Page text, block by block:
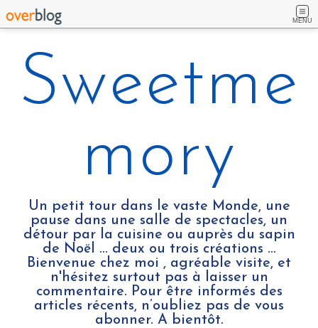
MENU
Sweetme
mory
Un petit tour dans le vaste Monde, une
pause dans une salle de spectacles, un
détour par la cuisine ou auprès du sapin
de Noël ... deux ou trois créations …
Bienvenue chez moi , agréable visite, et
n'hésitez surtout pas à laisser un
commentaire. Pour être informés des
articles récents, n’oubliez pas de vous
abonner. A bientôt.